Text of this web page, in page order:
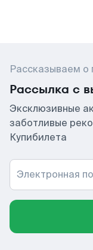
Рассказываем о
Рассылка с
Эксклюзивные
заботливые
Купибилета
Электронная